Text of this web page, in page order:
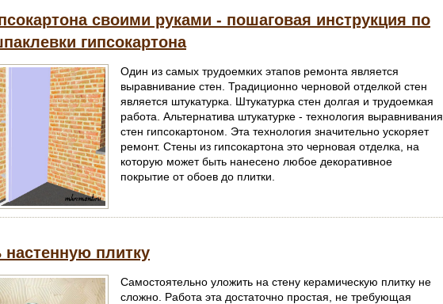
своими руками - пошаговая инструкция по
гипсокартона
Один из самых трудоемких этапов ремонта является
выравнивание стен. Традиционно черновой отделкой стен
является штукатурка. Штукатурка стен долгая и трудоемкая
работа. Альтернатива штукатурке - технология выравнивания
стен гипсокартоном. Эта технология значительно ускоряет
ремонт. Стены из гипсокартона это черновая отделка, на
которую может быть нанесено любое декоративное
покрытие от обоев до плитки.
настенную плитку
Самостоятельно уложить на стену керамическую плитку не
сложно. Работа эта достаточно простая, не требующая